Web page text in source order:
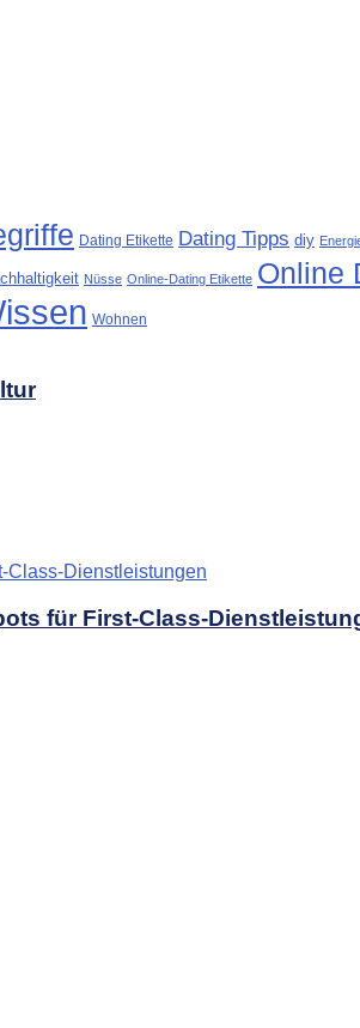
Dating Etikette Dating Tipps diy
Nüsse Online-Dating Etikette Online
Wohnen
für First-Class-